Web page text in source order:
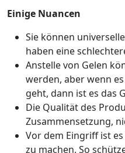
Einige Nuancen
Sie können
haben eine
Anstelle von Gelen
werden, aber wenn
geht, dann ist es das
Die Qualität des
Zusammensetzung,
Vor dem Eingriff ist
zu machen. So